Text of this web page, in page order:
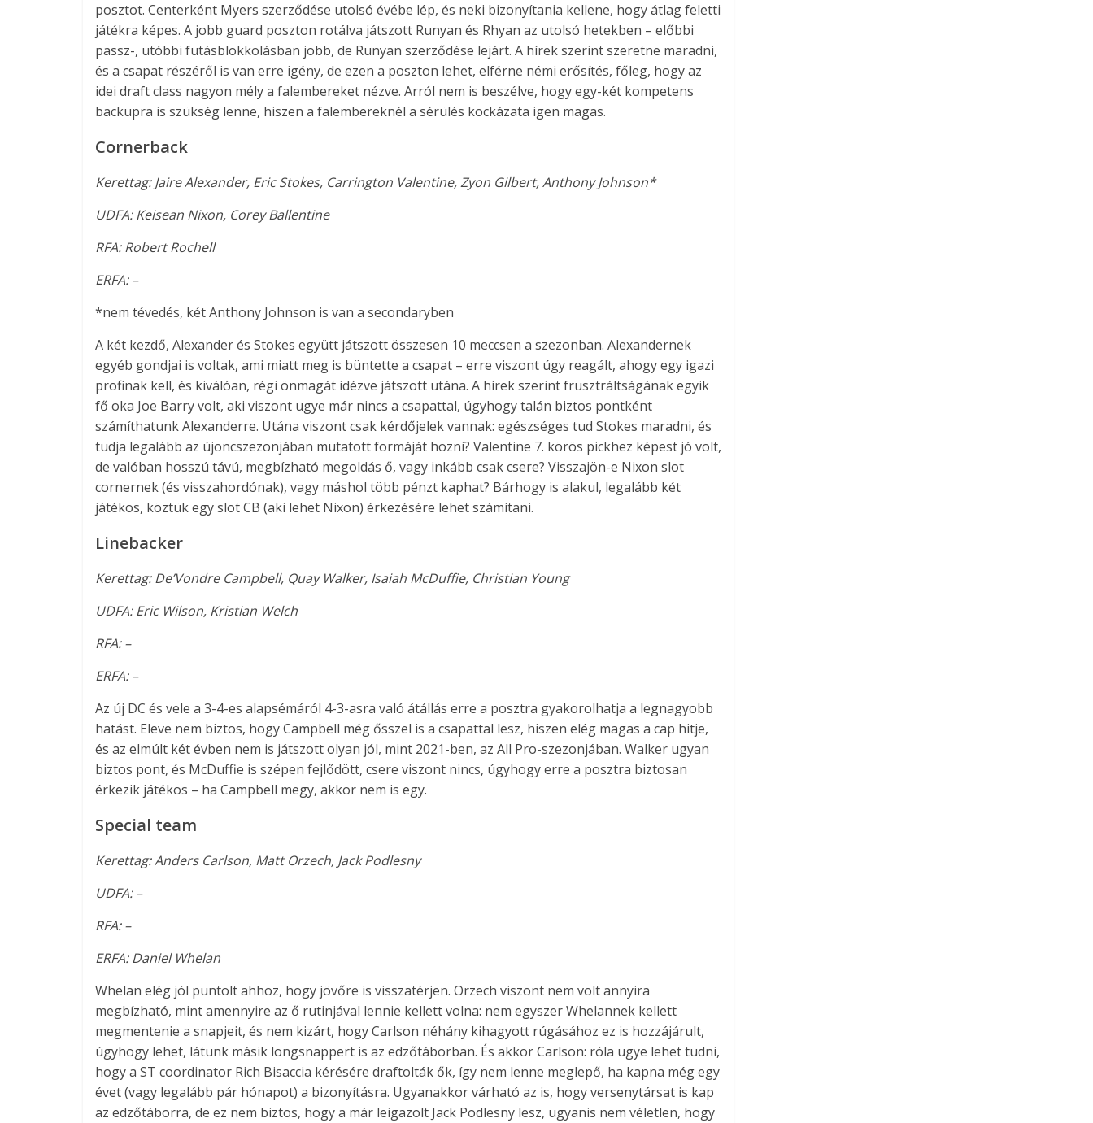
posztot. Centerként Myers szerződése utolsó évébe lép, és neki bizonyítania kellene, hogy átlag feletti
játékra képes. A jobb guard poszton rotálva játszott Runyan és Rhyan az utolsó hetekben – előbbi
passz-, utóbbi futásblokkolásban jobb, de Runyan szerződése lejárt. A hírek szerint szeretne maradni,
és a csapat részéről is van erre igény, de ezen a poszton lehet, elférne némi erősítés, főleg, hogy az
idei draft class nagyon mély a falembereket nézve. Arról nem is beszélve, hogy egy-két kompetens
backupra is szükség lenne, hiszen a falembereknél a sérülés kockázata igen magas.
Cornerback
Kerettag: Jaire Alexander, Eric Stokes, Carrington Valentine, Zyon Gilbert, Anthony Johnson*
UDFA: Keisean Nixon, Corey Ballentine
RFA: Robert Rochell
ERFA: –
*nem tévedés, két Anthony Johnson is van a secondaryben
A két kezdő, Alexander és Stokes együtt játszott összesen 10 meccsen a szezonban. Alexandernek
egyéb gondjai is voltak, ami miatt meg is büntette a csapat – erre viszont úgy reagált, ahogy egy igazi
profinak kell, és kiválóan, régi önmagát idézve játszott utána. A hírek szerint frusztráltságának egyik
fő oka Joe Barry volt, aki viszont ugye már nincs a csapattal, úgyhogy talán biztos pontként
számíthatunk Alexanderre. Utána viszont csak kérdőjelek vannak: egészséges tud Stokes maradni, és
tudja legalább az újoncszezonjában mutatott formáját hozni? Valentine 7. körös pickhez képest jó volt,
de valóban hosszú távú, megbízható megoldás ő, vagy inkább csak csere? Visszajön-e Nixon slot
cornernek (és visszahordónak), vagy máshol több pénzt kaphat? Bárhogy is alakul, legalább két
játékos, köztük egy slot CB (aki lehet Nixon) érkezésére lehet számítani.
Linebacker
Kerettag: De’Vondre Campbell, Quay Walker, Isaiah McDuffie, Christian Young
UDFA: Eric Wilson, Kristian Welch
RFA: –
ERFA: –
Az új DC és vele a 3-4-es alapsémáról 4-3-asra való átállás erre a posztra gyakorolhatja a legnagyobb
hatást. Eleve nem biztos, hogy Campbell még ősszel is a csapattal lesz, hiszen elég magas a cap hitje,
és az elmúlt két évben nem is játszott olyan jól, mint 2021-ben, az All Pro-szezonjában. Walker ugyan
biztos pont, és McDuffie is szépen fejlődött, csere viszont nincs, úgyhogy erre a posztra biztosan
érkezik játékos – ha Campbell megy, akkor nem is egy.
Special team
Kerettag: Anders Carlson, Matt Orzech, Jack Podlesny
UDFA: –
RFA: –
ERFA: Daniel Whelan
Whelan elég jól puntolt ahhoz, hogy jövőre is visszatérjen. Orzech viszont nem volt annyira
megbízható, mint amennyire az ő rutinjával lennie kellett volna: nem egyszer Whelannek kellett
megmentenie a snapjeit, és nem kizárt, hogy Carlson néhány kihagyott rúgásához ez is hozzájárult,
úgyhogy lehet, látunk másik longsnappert is az edzőtáborban. És akkor Carlson: róla ugye lehet tudni,
hogy a ST coordinator Rich Bisaccia kérésére draftolták ők, így nem lenne meglepő, ha kapna még egy
évet (vagy legalább pár hónapot) a bizonyításra. Ugyanakkor várható az is, hogy versenytársat is kap
az edzőtáborra, de ez nem biztos, hogy a már leigazolt Jack Podlesny lesz, ugyanis nem véletlen, hogy